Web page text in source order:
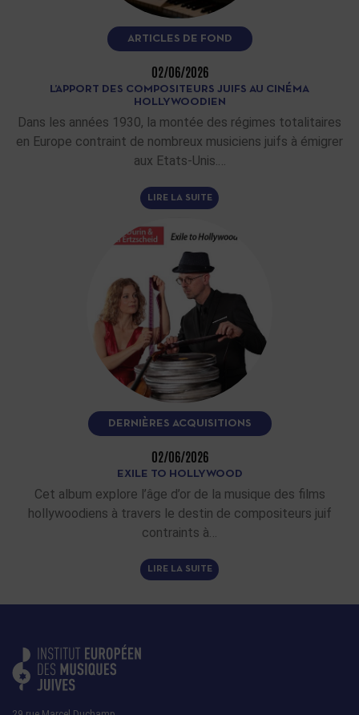
ARTICLES DE FOND
02/06/2026
L’APPORT DES COMPOSITEURS JUIFS AU CINÉMA
HOLLYWOODIEN
Dans les années 1930, la montée des régimes totalitaires
en Europe contraint de nombreux musiciens juifs à émigrer
aux Etats-Unis.…
LIRE LA SUITE
DERNIÈRES ACQUISITIONS
02/06/2026
EXILE TO HOLLYWOOD
Cet album explore l’âge d’or de la musique des films
hollywoodiens à travers le destin de compositeurs juif
contraints à…
LIRE LA SUITE